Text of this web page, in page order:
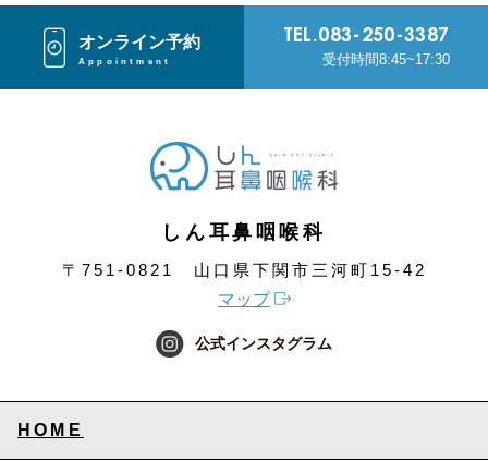
オンライン予約
Appointment
TEL.083-250-3387
受付時間8:45~17:30
しん耳鼻咽喉科
〒751-0821 山口県下関市三河町15-42
マップ
公式インスタグラム
HOME